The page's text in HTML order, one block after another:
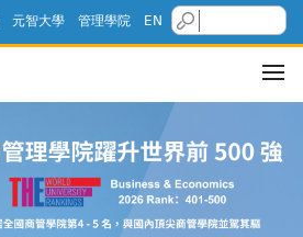
元智大學 管理學院 EN